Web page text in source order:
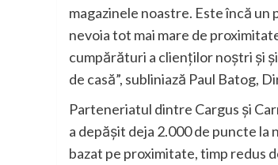
magazinele noastre. Este încă
nevoia tot mai mare de
cumpărături a clienților noștri și
de casă”, subliniază Paul Batog,
Parteneriatul dintre Cargus și
a depășit deja 2.000 de puncte
bazat pe proximitate, timp redus